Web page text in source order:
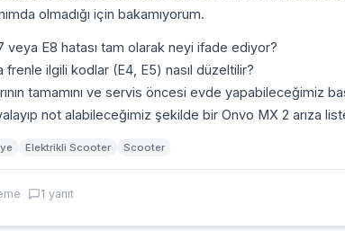
olmadığı için bakamıyorum.
veya E8 hatası tam olarak neyi ifade ediyor?
frenle ilgili kodlar (E4, E5) nasıl düzeltilir?
tamamını ve servis öncesi evde yapabileceğimiz
not alabileceğimiz şekilde bir Onvo MX 2 arıza
Elektrikli Scooter Scooter
1 yanıt